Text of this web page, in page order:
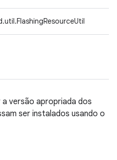
versão apropriada dos
ser instalados usando o